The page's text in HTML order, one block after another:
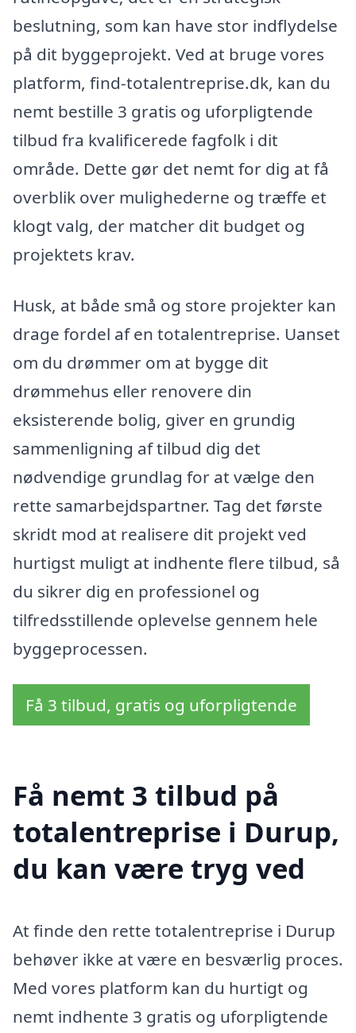
beslutning, som kan have stor indflydelse
på dit byggeprojekt. Ved at bruge vores
platform, find-totalentreprise.dk, kan du
nemt bestille 3 gratis og uforpligtende
tilbud fra kvalificerede fagfolk i dit
område. Dette gør det nemt for dig at få
overblik over mulighederne og træffe et
klogt valg, der matcher dit budget og
projektets krav.
Husk, at både små og store projekter kan
drage fordel af en totalentreprise. Uanset
om du drømmer om at bygge dit
drømmehus eller renovere din
eksisterende bolig, giver en grundig
sammenligning af tilbud dig det
nødvendige grundlag for at vælge den
rette samarbejdspartner. Tag det første
skridt mod at realisere dit projekt ved
hurtigst muligt at indhente flere tilbud, så
du sikrer dig en professionel og
tilfredsstillende oplevelse gennem hele
byggeprocessen.
Få 3 tilbud, gratis og uforpligtende
Få nemt 3 tilbud på
totalentreprise i Durup,
du kan være tryg ved
At finde den rette totalentreprise i Durup
behøver ikke at være en besværlig proces.
Med vores platform kan du hurtigt og
nemt indhente 3 gratis og uforpligtende